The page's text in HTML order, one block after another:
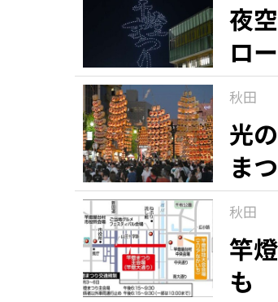
夜
ロ
秋田
光
ま
秋田
竿
も